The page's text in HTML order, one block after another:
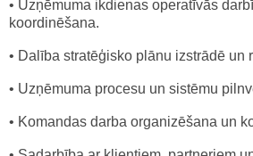
• Uzņēmuma ikdienas operatīvās
koordinēšana.
• Dalība stratēģisko plānu izstrādē un
• Uzņēmuma procesu un sistēmu
• Komandas darba organizēšana un